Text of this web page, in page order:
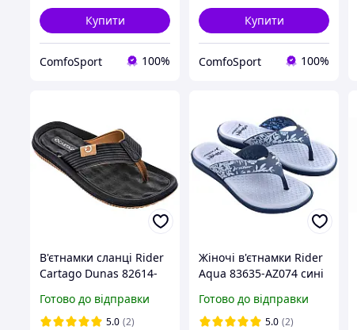
Купити
ComfoSport 100%
Купити
ComfoSport 100%
В'єтнамки сланці Rider
Cartago Dunas 82614-
Готово до відправки
5.0 (2)
Жіночі в'єтнамки Rider
Aqua 83635-AZ074 сині
Готово до відправки
5.0 (2)